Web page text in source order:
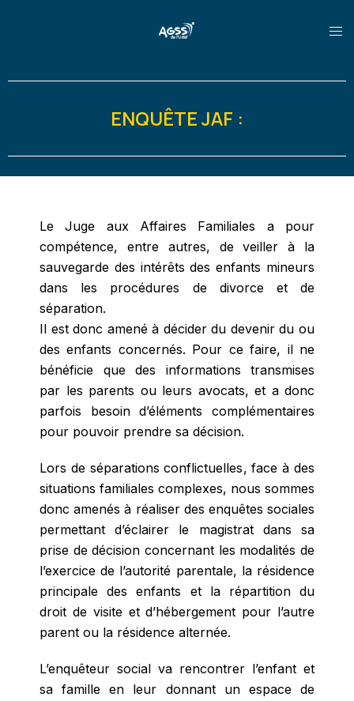
ENQUÊTE JAF :
Le Juge aux Affaires Familiales a pour
compétence, entre autres, de veiller à la
sauvegarde des intérêts des enfants mineurs
dans les procédures de divorce et de
séparation.
Il est donc amené à décider du devenir du ou
des enfants concernés. Pour ce faire, il ne
bénéficie que des informations transmises
par les parents ou leurs avocats, et a donc
parfois besoin d’éléments complémentaires
pour pouvoir prendre sa décision.
Lors de séparations conflictuelles, face à des
situations familiales complexes, nous sommes
donc amenés à réaliser des enquêtes sociales
permettant d’éclairer le magistrat dans sa
prise de décision concernant les modalités de
l’exercice de l’autorité parentale, la résidence
principale des enfants et la répartition du
droit de visite et d’hébergement pour l’autre
parent ou la résidence alternée.
L’enquêteur social va rencontrer l’enfant et
sa famille en leur donnant un espace de